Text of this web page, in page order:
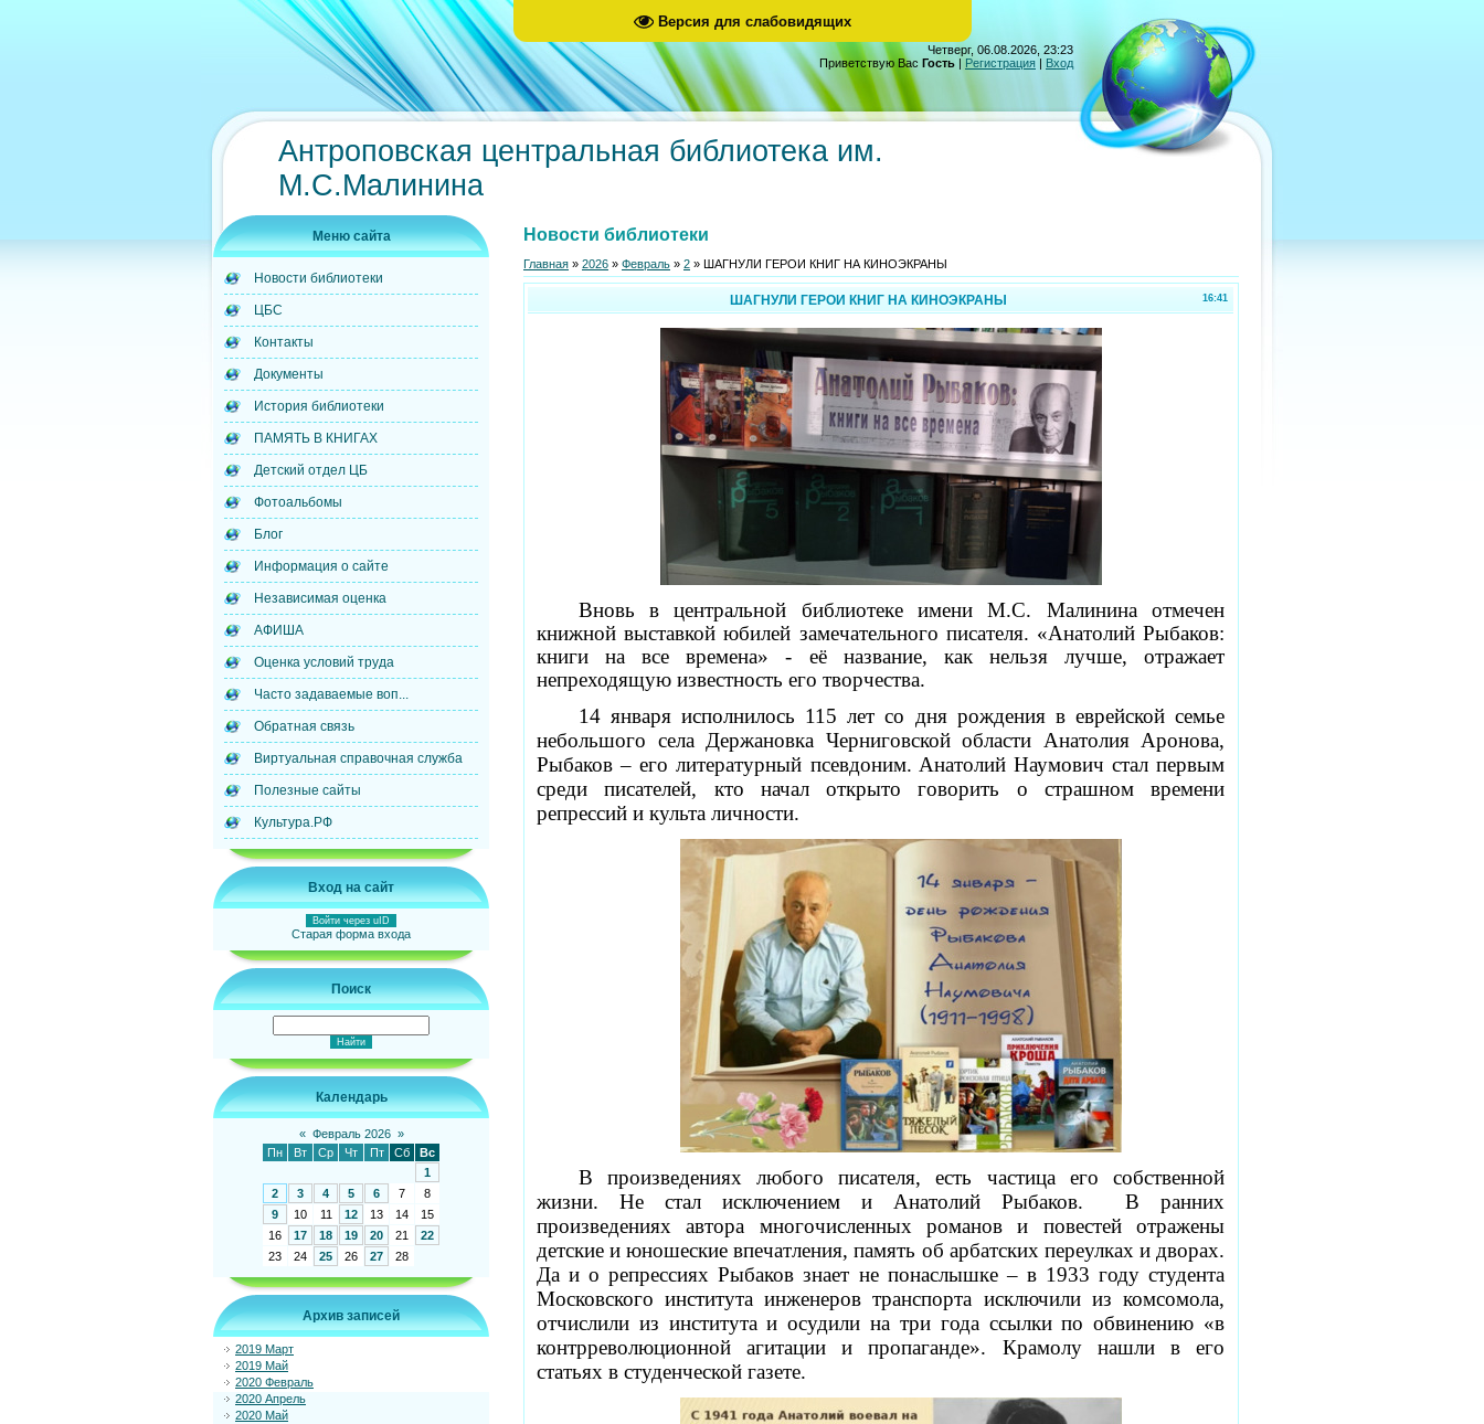
Версия для слабовидящих
Четверг, 06.08.2026, 23:23
Приветствую Вас Гость | Регистрация | Вход
Антроповская центральная библиотека им.
М.С.Малинина
Меню сайта
Новости библиотеки
ЦБС
Контакты
Документы
История библиотеки
ПАМЯТЬ В КНИГАХ
Детский отдел ЦБ
Фотоальбомы
Блог
Информация о сайте
Независимая оценка
АФИША
Оценка условий труда
Часто задаваемые воп...
Обратная связь
Виртуальная справочная служба
Полезные сайты
Культура.РФ
Вход на сайт
Войти через uID
Старая форма входа
Поиск
Календарь
« Февраль 2026 »
Пн
Вт Ср Чт Пт Сб
Вс
1
2
3 4 5 6 7
8
9
10 11 12 13 14
15
16
17 18 19 20 21
22
23
24 25 26 27 28
Архив записей
2019 Март
2019 Май
2020 Февраль
2020 Апрель
2020 Май
Новости библиотеки
Главная » 2026 » Февраль » 2 » ШАГНУЛИ ГЕРОИ КНИГ НА КИНОЭКРАНЫ
16:41
ШАГНУЛИ ГЕРОИ КНИГ НА КИНОЭКРАНЫ
Вновь в центральной библиотеке имени М.С. Малинина отмечен
книжной выставкой юбилей замечательного писателя. «Анатолий Рыбаков:
книги на все времена» - её название, как нельзя лучше, отражает
непреходящую известность его творчества.
14 января исполнилось 115 лет со дня рождения в еврейской семье
небольшого села Держановка Черниговской области Анатолия Аронова,
Рыбаков – его литературный псевдоним. Анатолий Наумович стал первым
среди писателей, кто начал открыто говорить о страшном времени
репрессий и культа личности.
В произведениях любого писателя, есть частица его собственной
жизни. Не стал исключением и Анатолий Рыбаков. В ранних
произведениях автора многочисленных романов и повестей отражены
детские и юношеские впечатления, память об арбатских переулках и дворах.
Да и о репрессиях Рыбаков знает не понаслышке – в 1933 году студента
Московского института инженеров транспорта исключили из комсомола,
отчислили из института и осудили на три года ссылки по обвинению «в
контрреволюционной агитации и пропаганде». Крамолу нашли в его
статьях в студенческой газете.